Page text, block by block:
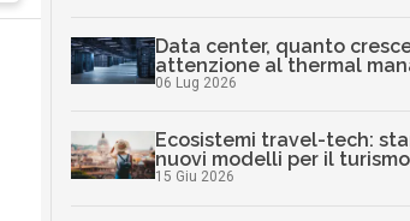
Data center, quanto
attenzione al thermal
06 Lug 2026
Ecosistemi travel-tech:
nuovi modelli per il turismo
15 Giu 2026